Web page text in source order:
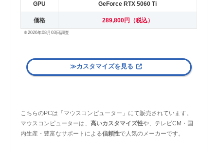
GPU GeForce RTX 5060 Ti
価格 289,800円（税込）
※2026年08月03日調査
≫カスタマイズを見る
こちらのPCは「マウスコンピューター」にて販売されています。
マウスコンピューターは、高いカスタマイズ性や、テレビCM・国
内生産・豊富なサポートによる信頼性で人気のメーカーです。